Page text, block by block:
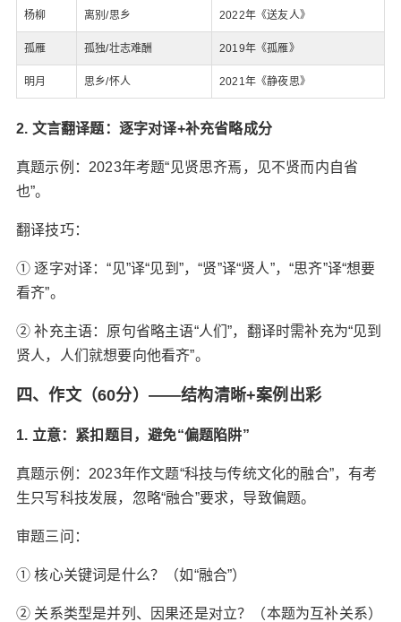
杨柳 离别/思乡 2022年《送友人》
孤雁 孤独/壮志难酬 2019年《孤雁》
明月 思乡/怀人 2021年《静夜思》
2. 文言翻译题：逐字对译+补充省略成分‌
真题示例‌：2023年考题“见贤思齐焉，见不贤而内自省
也”。
翻译技巧‌：
① 逐字对译‌：“见”译“见到”，“贤”译“贤人”，“思齐”译“想要
看齐”。
② 补充主语‌：原句省略主语“人们”，翻译时需补充为“见到
贤人，人们就想要向他看齐”。
四、‌作文（60分）——结构清晰+案例出彩‌
1. 立意：紧扣题目，避免“偏题陷阱”‌
真题示例‌：2023年作文题“科技与传统文化的融合”，有考
生只写科技发展，忽略“融合”要求，导致偏题。
审题三问‌：
① ‌核心关键词‌是什么？（如“融合”）
② ‌关系类型‌是并列、因果还是对立？（本题为互补关系）